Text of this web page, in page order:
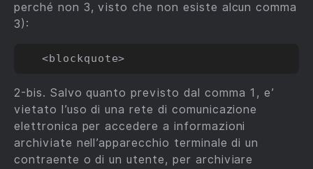
perché non 3, visto che non esiste alcun comma
3):
2-bis. Salvo quanto previsto dal comma 1, e’
vietato l’uso di una rete di comunicazione
elettronica per accedere a informazioni
archiviate nell’apparecchio terminale di un
contraente o di un utente, per archiviare